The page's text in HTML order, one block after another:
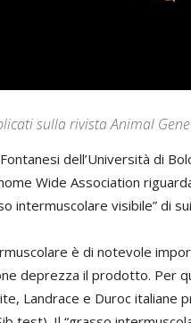
sulla rivista Animal
dell’Università di
Wide Association
intermuscolare visibile” di
è di notevole
deprezza il prodotto. Per
Landrace e Duroc italiane